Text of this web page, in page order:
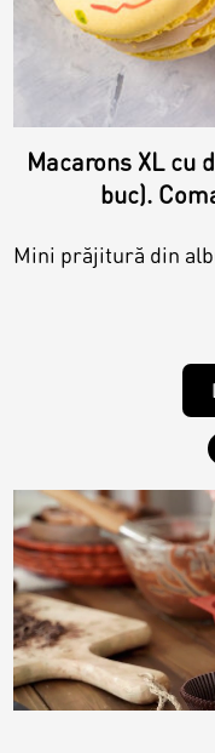
Macarons XL cu
buc).
Mini prăjitură din
Pagini